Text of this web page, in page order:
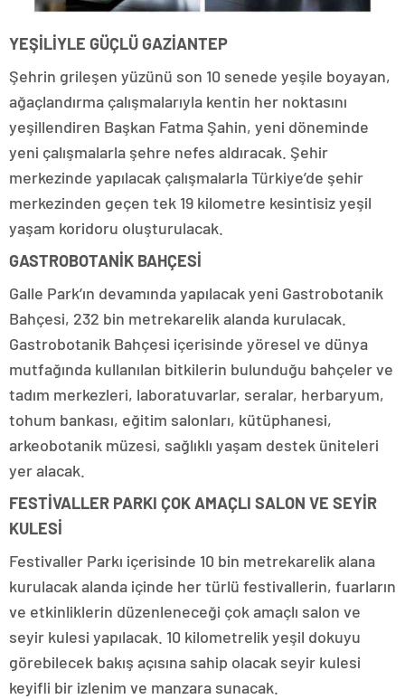
YEŞİLİYLE GÜÇLÜ GAZİANTEP
Şehrin grileşen yüzünü son 10 senede yeşile boyayan,
ağaçlandırma çalışmalarıyla kentin her noktasını
yeşillendiren Başkan Fatma Şahin, yeni döneminde
yeni çalışmalarla şehre nefes aldıracak. Şehir
merkezinde yapılacak çalışmalarla Türkiye’de şehir
merkezinden geçen tek 19 kilometre kesintisiz yeşil
yaşam koridoru oluşturulacak.
GASTROBOTANİK BAHÇESİ
Galle Park’ın devamında yapılacak yeni Gastrobotanik
Bahçesi, 232 bin metrekarelik alanda kurulacak.
Gastrobotanik Bahçesi içerisinde yöresel ve dünya
mutfağında kullanılan bitkilerin bulunduğu bahçeler ve
tadım merkezleri, laboratuvarlar, seralar, herbaryum,
tohum bankası, eğitim salonları, kütüphanesi,
arkeobotanik müzesi, sağlıklı yaşam destek üniteleri
yer alacak.
FESTİVALLER PARKI ÇOK AMAÇLI SALON VE SEYİR
KULESİ
Festivaller Parkı içerisinde 10 bin metrekarelik alana
kurulacak alanda içinde her türlü festivallerin, fuarların
ve etkinliklerin düzenleneceği çok amaçlı salon ve
seyir kulesi yapılacak. 10 kilometrelik yeşil dokuyu
görebilecek bakış açısına sahip olacak seyir kulesi
keyifli bir izlenim ve manzara sunacak.